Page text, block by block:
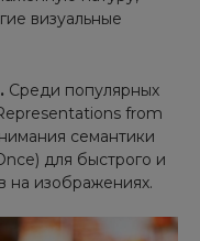
визуальные
Среди популярных
from
семантики
для быстрого и
на изображениях.